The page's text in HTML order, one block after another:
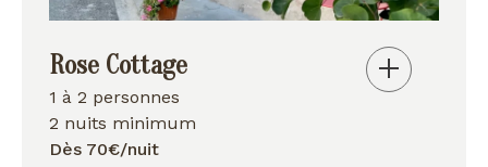
Rose Cottage
1 à 2 personnes
2 nuits minimum
Dès 70€/nuit